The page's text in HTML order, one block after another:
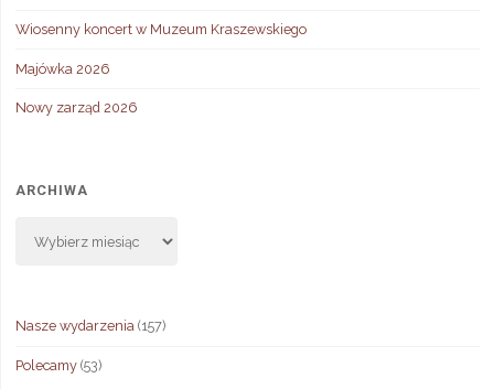
Wiosenny koncert w Muzeum Kraszewskiego
Majówka 2026
Nowy zarząd 2026
ARCHIWA
Nasze wydarzenia(157)
Polecamy(53)